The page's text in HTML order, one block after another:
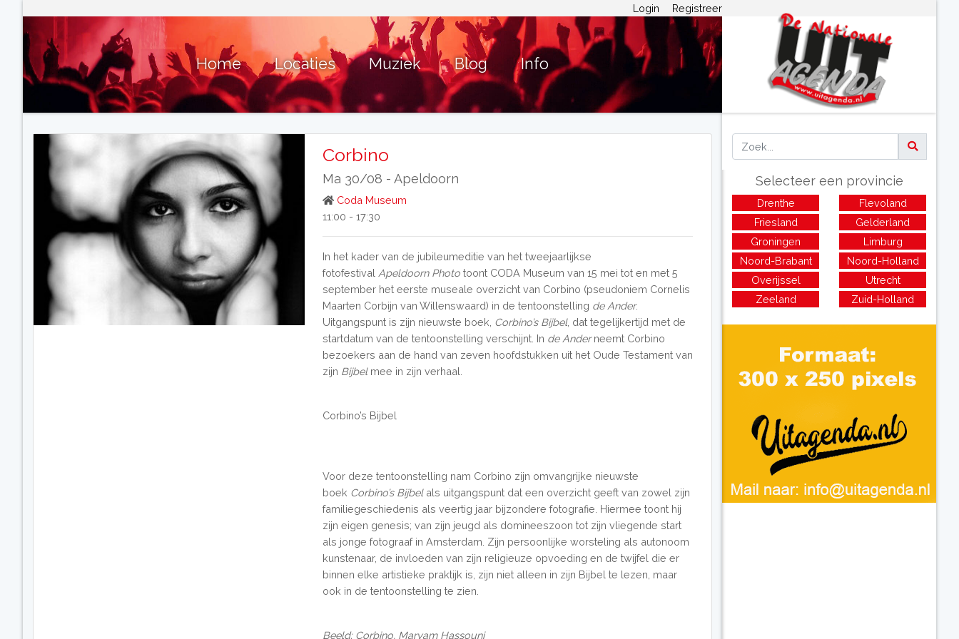
Login Registreer
Home Locaties Muziek Blog Info
Corbino
Ma 30/08 -Apeldoorn
Coda Museum
11:00 - 17:30
In het kader van de jubileumeditie van het tweejaarlijkse
fotofestival Apeldoorn Photo toont CODA Museum van 15 mei tot en met 5
september het eerste museale overzicht van Corbino (pseudoniem Cornelis
Maarten Corbijn van Willenswaard) in de tentoonstelling de Ander.
Uitgangspunt is zijn nieuwste boek, Corbino’s Bijbel, dat tegelijkertijd met de
startdatum van de tentoonstelling verschijnt. In de Anderneemt Corbino
bezoekers aan de hand van zeven hoofdstukken uit het Oude Testament van
zijn Bijbelmee in zijn verhaal.
Corbino’s Bijbel
Voor deze tentoonstelling nam Corbino zijn omvangrijke nieuwste
boek Corbino’s Bijbelals uitgangspunt dat een overzicht geeft van zowel zijn
familiegeschiedenis als veertig jaar bijzondere fotografie. Hiermee toont hij
zijn eigen genesis; van zijn jeugd als domineeszoon tot zijn vliegende start
als jonge fotograaf in Amsterdam. Zijn persoonlijke worsteling als autonoom
kunstenaar, de invloeden van zijn religieuze opvoeding en de twijfel die er
binnen elke artistieke praktijk is, zijn niet alleen in zijn Bijbel te lezen, maar
ook in de tentoonstelling te zien.
Beeld: Corbino, Maryam Hassouni
Selecteer een provincie
Drenthe
Flevoland
Friesland
Gelderland
Groningen
Limburg
Noord-Brabant
Noord-Holland
Overijssel
Utrecht
Zeeland
Zuid-Holland